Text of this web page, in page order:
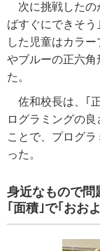
次に挑戦した
ばすぐにできそ
した児童はカラ
やブルーの正六角
た。
佐和校長は、｢
ログラミングの
ことで、プログ
った。
身近なもので問
｢面積｣で｢おお